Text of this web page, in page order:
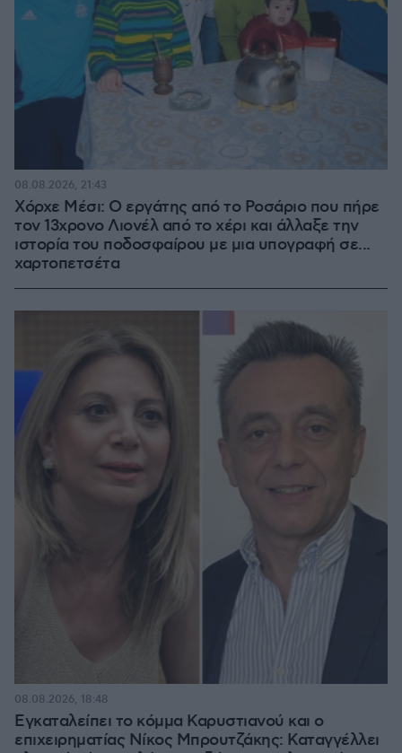
Χόρχε Μέσι: Ο εργάτης από το Ροσάριο που πήρε
τον 13χρονο Λιονέλ από το χέρι και άλλαξε την
ιστορία του ποδοσφαίρου με μια υπογραφή σε...
χαρτοπετσέτα
08.08.2026, 21:43
Εγκαταλείπει το κόμμα Καρυστιανού και ο
επιχειρηματίας Νίκος Μπρουτζάκης: Καταγγέλλει
08.08.2026, 18:48